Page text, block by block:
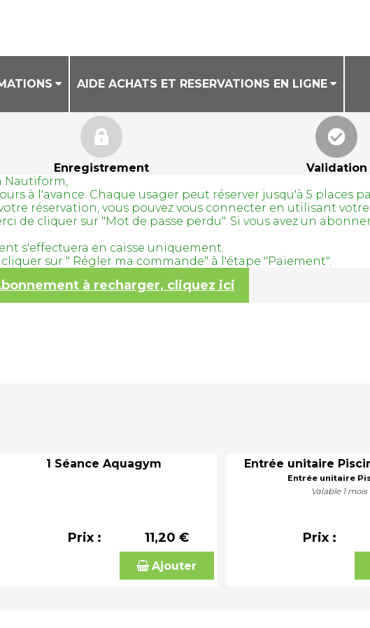
AIDE ACHATS ET RESERVATIONS EN LIGNE
CONDITIONS GENERALES DE VENTE
AIDE ACHAT DE BILLETS EN LIGNE
Enregistrement Validation
Nautiform,
à l'avance. Chaque usager peut réserver jusqu'à 5 places
réservation, vous pouvez vous connecter en utilisant
de cliquer sur "Mot de passe perdu". Si vous avez un
s'effectuera en caisse uniquement.
sur " Régler ma commande" à l'étape "Paiement".
à recharger, cliquez ici
1 Séance Aquagym
Prix : 11,20 €
Ajouter
Entrée unitaire
Entrée unitaire
Valable 1 mois
Prix :